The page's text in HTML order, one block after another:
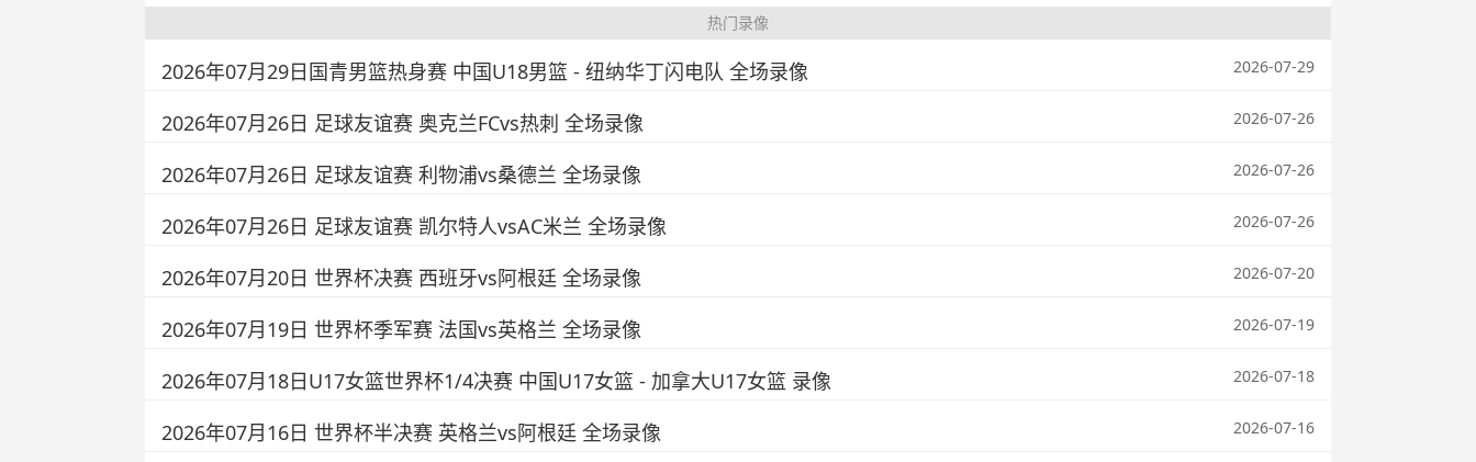
热门录像
2026年07月29日国青男篮热身赛 中国U18男篮 - 纽纳华丁闪电队 全场录像 2026-07-29
2026年07月26日 足球友谊赛 奥克兰FCvs热刺 全场录像 2026-07-26
2026年07月26日 足球友谊赛 利物浦vs桑德兰 全场录像 2026-07-26
2026年07月26日 足球友谊赛 凯尔特人vsAC米兰 全场录像 2026-07-26
2026年07月20日 世界杯决赛 西班牙vs阿根廷 全场录像 2026-07-20
2026年07月19日 世界杯季军赛 法国vs英格兰 全场录像 2026-07-19
2026年07月18日U17女篮世界杯1/4决赛 中国U17女篮 - 加拿大U17女篮 录像 2026-07-18
2026年07月16日 世界杯半决赛 英格兰vs阿根廷 全场录像 2026-07-16